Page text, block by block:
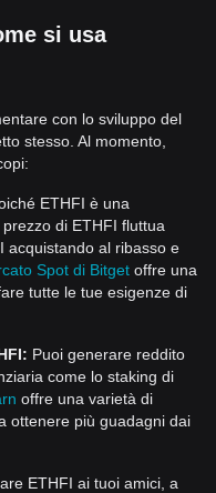
si usa
con lo sviluppo del
stesso. Al momento,
ETHFI è una
di ETHFI fluttua
acquistando al ribasso e
Spot di Bitget offre una
tutte le tue esigenze di
Puoi generare reddito
come lo staking di
offre una varietà di
ottenere più guadagni dai
ETHFI ai tuoi amici, a